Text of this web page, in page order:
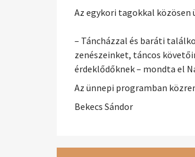
Az egykori tagokkal közösen
– Táncházzal és baráti
zenészeinket, táncos
érdeklődőknek – mondta el
Az ünnepi programban
Bekecs Sándor